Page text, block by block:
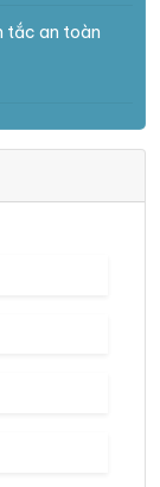
tắc an toàn